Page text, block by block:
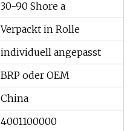
30-90 Shore a
Verpackt in Rolle
individuell angepasst
BRP oder OEM
China
4001100000